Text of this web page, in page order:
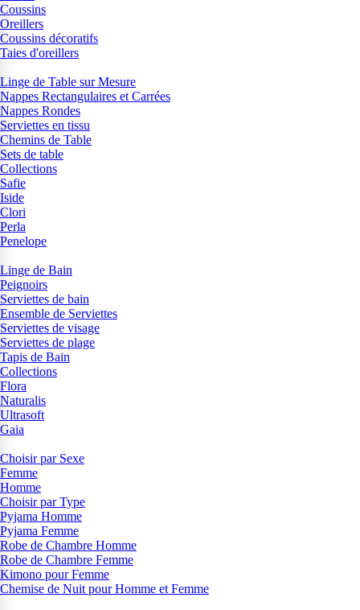
Coussins
Oreillers
Coussins décoratifs
Taies d'oreillers
Linge de Table sur Mesure
Nappes Rectangulaires et Carrées
Nappes Rondes
Serviettes en tissu
Chemins de Table
Sets de table
Collections
Safie
Iside
Clori
Perla
Penelope
Linge de Bain
Peignoirs
Serviettes de bain
Ensemble de Serviettes
Serviettes de visage
Serviettes de plage
Tapis de Bain
Collections
Flora
Naturalis
Ultrasoft
Gaia
Choisir par Sexe
Femme
Homme
Choisir par Type
Pyjama Homme
Pyjama Femme
Robe de Chambre Homme
Robe de Chambre Femme
Kimono pour Femme
Chemise de Nuit pour Homme et Femme